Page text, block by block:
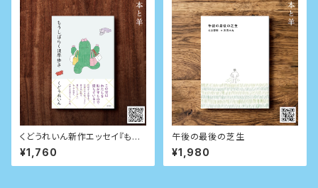
くどうれいん新作エッセイ『もう
しばらくは早歩き』
¥1,760
午後の最後の芝生
¥1,980